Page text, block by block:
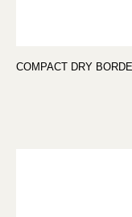
COMPACT DRY